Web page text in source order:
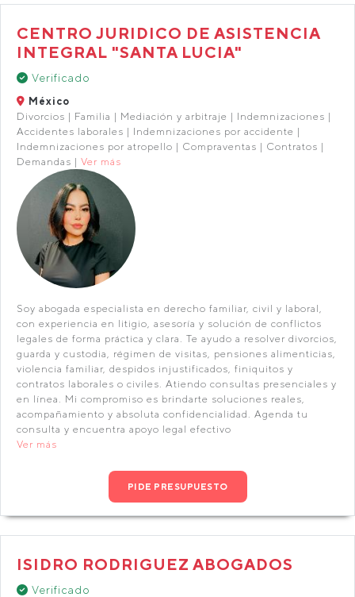
CENTRO JURIDICO DE ASISTENCIA
INTEGRAL "SANTA LUCIA"
Verificado
México
Divorcios | Familia | Mediación y arbitraje | Indemnizaciones |
Accidentes laborales | Indemnizaciones por accidente |
Indemnizaciones por atropello | Compraventas | Contratos |
Demandas | Ver más
Soy abogada especialista en derecho familiar, civil y laboral,
con experiencia en litigio, asesoría y solución de conflictos
legales de forma práctica y clara. Te ayudo a resolver divorcios,
guarda y custodia, régimen de visitas, pensiones alimenticias,
violencia familiar, despidos injustificados, finiquitos y
contratos laborales o civiles. Atiendo consultas presenciales y
en línea. Mi compromiso es brindarte soluciones reales,
acompañamiento y absoluta confidencialidad. Agenda tu
consulta y encuentra apoyo legal efectivo
Ver más
PIDE PRESUPUESTO
ISIDRO RODRIGUEZ ABOGADOS
Verificado